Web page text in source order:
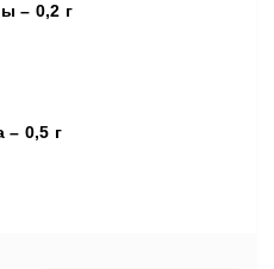
– 0,2 г
0,5 г